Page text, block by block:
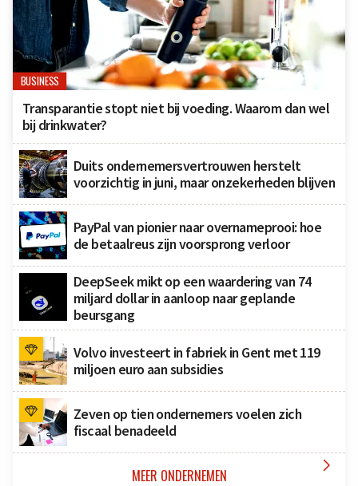
BUSINESS
Transparantie stopt niet bij voeding. Waarom dan wel
bij drinkwater?
Duits ondernemersvertrouwen herstelt
voorzichtig in juni, maar onzekerheden blijven
PayPal van pionier naar overnameprooi: hoe
de betaalreus zijn voorsprong verloor
DeepSeek mikt op een waardering van 74
miljard dollar in aanloop naar geplande
beursgang
Volvo investeert in fabriek in Gent met 119
miljoen euro aan subsidies
Zeven op tien ondernemers voelen zich
fiscaal benadeeld
MEER ONDERNEMEN 